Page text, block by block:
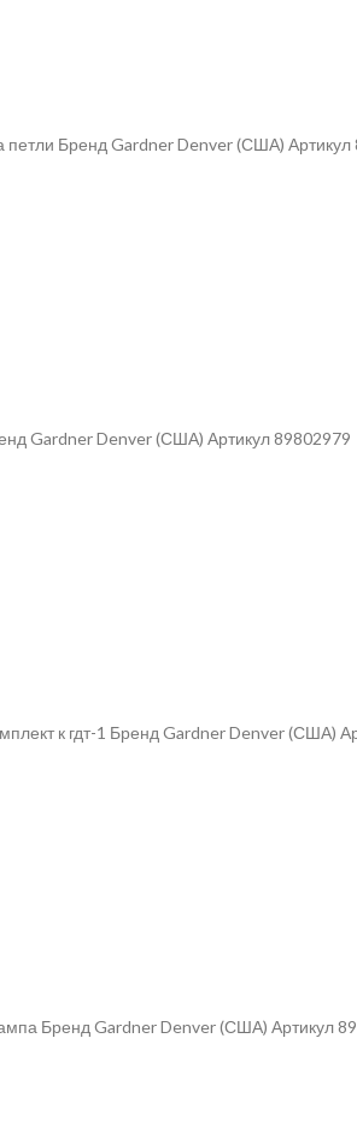
петли Бренд Gardner Denver (США) Артикул
Gardner Denver (США) Артикул 89802979
к гдт-1 Бренд Gardner Denver (США)
Бренд Gardner Denver (США) Артикул